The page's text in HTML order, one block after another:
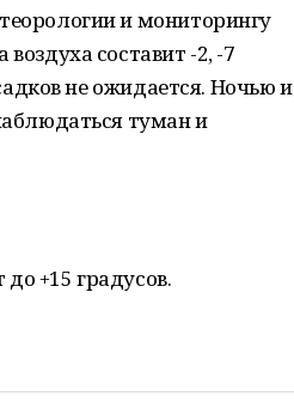
и мониторингу
составит -2, -7
не ожидается. Ночью и
туман и
+15 градусов.